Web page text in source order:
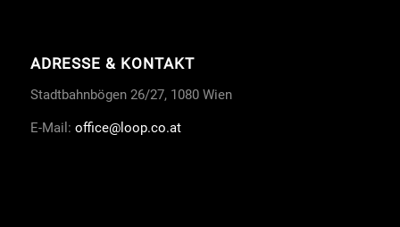
ADRESSE & KONTAKT
Stadtbahnbögen 26/27, 1080 Wien
E-Mail: office@loop.co.at